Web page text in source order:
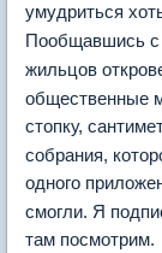
умудриться
Пообщавшись с
жильцов
общественные
стопку,
собрания,
одного
смогли. Я
там посмотрим.